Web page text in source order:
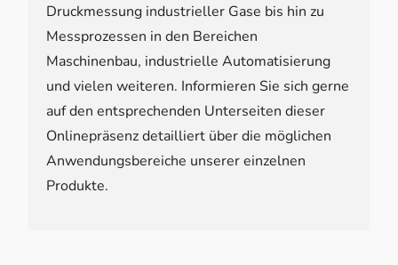
Druckmessung industrieller Gase bis hin zu
Messprozessen in den Bereichen
Maschinenbau, industrielle Automatisierung
und vielen weiteren. Informieren Sie sich gerne
auf den entsprechenden Unterseiten dieser
Onlinepräsenz detailliert über die möglichen
Anwendungsbereiche unserer einzelnen
Produkte.